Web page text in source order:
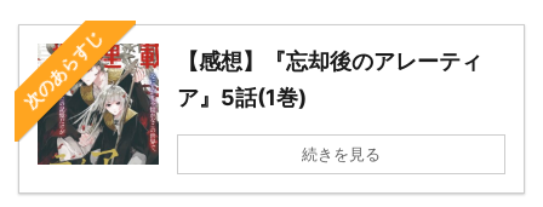
次のあらすじ
【感想】『忘却後のアレーティ
ア』5話(1巻)
続きを見る